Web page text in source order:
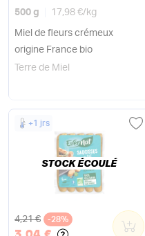
500 g 17,98 €/ kg
Miel de fleurs crémeux
origine France bio
Terre de Miel
+1 jrs
Ancien prix
4,21 € -28% 0
STOCK ÉCOULÉ